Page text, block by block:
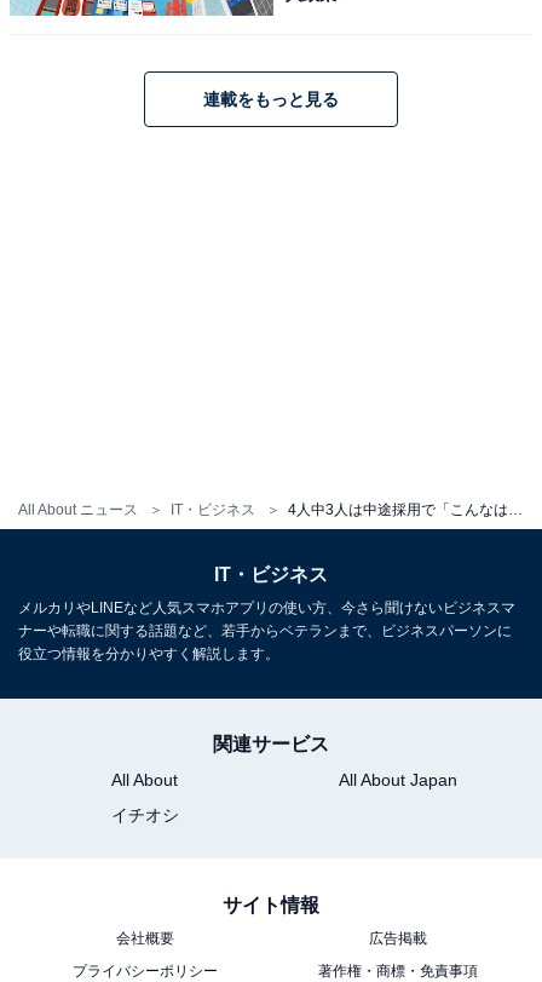
All About ニュース IT・ビジネス
「すぐに辞めたりあきらめない事をアピールしていたの
歳男性／一般社員を採用）」や「良さそうな転職話を聞
いたようで、採用投資を回収する前に辞められた（47歳
【おすすめ記事】
を抑えた1位は？ 【採用担当300人調査】
転職先が「悪い意味で想像と違っていた」ことTOP3！ 2
「中途採用はつらい」と思うときランキング！ 「上司が
連載をもっと見る
IT・ビジネス
メルカリやLINEなど人気スマホアプリの使い方、今さら聞けないビジネスマ
ナーや転職に関する話題など、若手からベテランまで、ビジネスパーソンに
役立つ情報を分かりやすく解説します。
関連サービス
All About
All About Japan
イチオシ
サイト情報
会社概要
広告掲載
プライバシーポリシー
著作権・商標・免責事項